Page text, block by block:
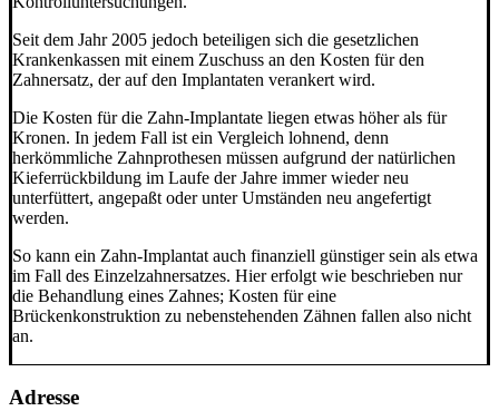
Seit dem Jahr 2005 jedoch beteiligen sich die gesetzlichen
Krankenkassen mit einem Zuschuss an den Kosten für den
Zahnersatz, der auf den Implantaten verankert wird.
Die Kosten für die Zahn-Implantate liegen etwas höher als für
Kronen. In jedem Fall ist ein Vergleich lohnend, denn
herkömmliche Zahnprothesen müssen aufgrund der natürlichen
Kieferrückbildung im Laufe der Jahre immer wieder neu
unterfüttert, angepaßt oder unter Umständen neu angefertigt
werden.
So kann ein Zahn-Implantat auch finanziell günstiger sein als etwa
im Fall des Einzelzahnersatzes. Hier erfolgt wie beschrieben nur
die Behandlung eines Zahnes; Kosten für eine
Brückenkonstruktion zu nebenstehenden Zähnen fallen also nicht
an.
Adresse